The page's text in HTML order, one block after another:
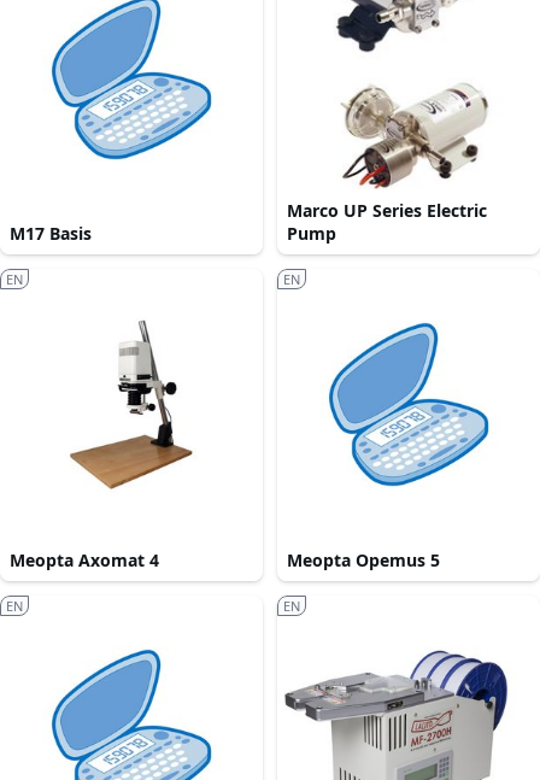
M17 Basis
Marco UP Series Electric
Pump
Meopta Axomat 4
EN
Meopta Opemus 5
EN
EN EN